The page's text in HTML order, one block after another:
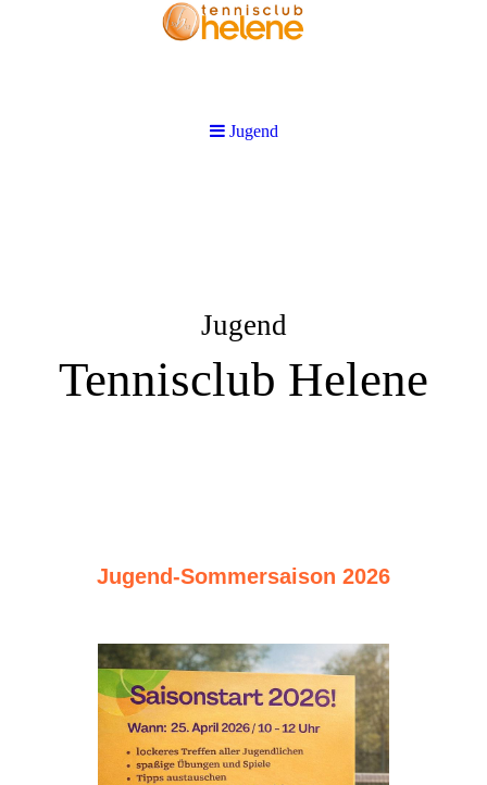
Jugend
Tennisclub Helene
Jugend-Sommersaison 2026
Jugend